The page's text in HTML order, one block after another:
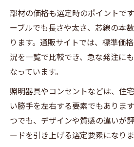
部材の価格も選定時のポイントで
ーブルでも長さや太さ、芯線の本
ります。通販サイトでは、標準価
況を一覧で比較でき、急な発注に
なっています。
照明器具やコンセントなどは、住
い勝手を左右する要素でもありま
つでも、デザインや質感の違いが
ードを引き上げる選定要素になりま